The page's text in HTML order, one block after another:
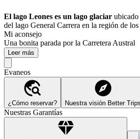
El lago Leones es un lago glaciar ubicado
del lago General Carrera en la región de
Mi aconsejo
Una bonita parada por la Carretera Austral
Leer más
Evaneos
¿Cómo reservar? Nuestra visión Better Trips
Nuestras Garantías